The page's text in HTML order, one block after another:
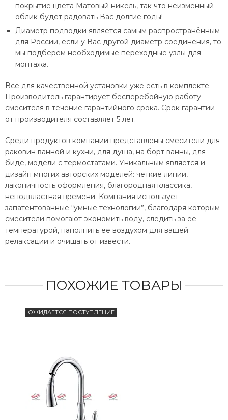
покрытие цвета Матовый никель, так что неизменный
облик будет радовать Вас долгие годы!
Диаметр подводки является самым распространённым
для России, если у Вас другой диаметр соединения, то
мы подберём необходимые переходные узлы для
монтажа.
Все для качественной установки уже есть в комплекте.
Производитель гарантирует бесперебойную работу
смесителя в течение гарантийного срока. Срок гарантии
от производителя составляет 5 лет.
Среди продуктов компании представлены смесители для
раковин ванной и кухни, для душа, на борт ванны, для
биде, модели с термостатами. Уникальным является и
дизайн многих авторских моделей: четкие линии,
лаконичность оформления, благородная классика,
неподвластная времени. Компания использует
запатентованные “умные технологии”, благодаря которым
смесители помогают экономить воду, следить за ее
температурой, наполнить ее воздухом для вашей
релаксации и очищать от извести.
ПОХОЖИЕ ТОВАРЫ
ОЖИДАЕТСЯ ПОСТУПЛЕНИЕ